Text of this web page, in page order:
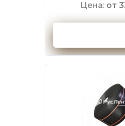
Цена: от